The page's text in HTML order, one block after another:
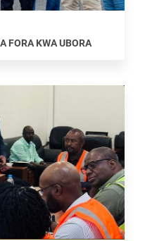
FORA KWA UBORA